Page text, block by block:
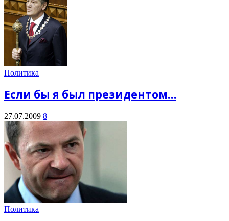
Политика
Если бы я был президентом…
27.07.2009 8
Политика